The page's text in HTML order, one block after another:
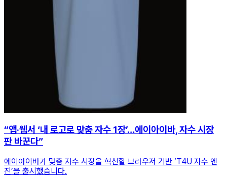
“앱·웹서 ‘내 로고로 맞춤 자수 1장’…에이아이바, 자수 시장
판 바꾼다”
에이아이바가 맞춤 자수 시장을 혁신할 브라우저 기반 ‘T4U 자수 엔
진’을 출시했습니다.